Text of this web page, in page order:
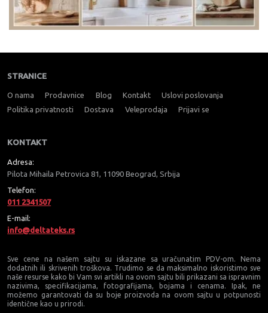
STRANICE
O nama Prodavnice Blog Kontakt
Uslovi poslovanja
Politika privatnosti
Dostava Veleprodaja Prijavi se
KONTAKT
Adresa:
Pilota Mihaila Petrovica 81, 11090 Beograd, Srbija
Telefon:
011 2341507
E-mail:
info@deltateks.rs
Sve cene na našem sajtu su iskazane sa uračunatim PDV-om. Nema
dodatnih ili skrivenih troškova. Trudimo se da maksimalno iskoristimo sve
naše resurse kako bi Vam svi artikli na ovom sajtu bili prikazani sa ispravnim
nazivima, specifikacijama, fotografijama, bojama i cenama. Ipak, ne
možemo garantovati da su boje proizvoda na ovom sajtu u potpunosti
identične kao u prirodi.